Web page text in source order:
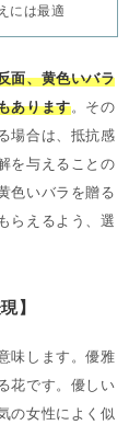
には最適
面、黄色いバラ
あります。その
場合は、抵抗感
を与えることの
色いバラを贈る
らえるよう、選
】
味します。優雅
花です。優しい
の女性によく似